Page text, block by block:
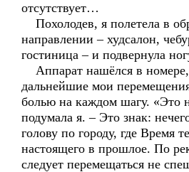
отсутствует…
Похолодев, я полетела в
направлении – худсалон,
гостиница – и подвернула
Аппарат нашёлся в
дальнейшие мои
болью на каждом шагу. «Это
подумала я. – Это знак:
голову по городу, где Время
настоящего в прошлое. По
следует перемещаться не